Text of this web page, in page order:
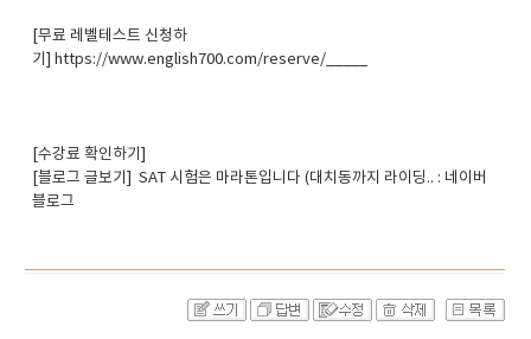
[무료 레벨테스트 신청하
기] https://www.english700.com/reserve/_____
[수강료 확인하기]​
[블로그 글보기] SAT 시험은 마라톤입니다 (대치동까지 라이딩.. : 네이버
블로그